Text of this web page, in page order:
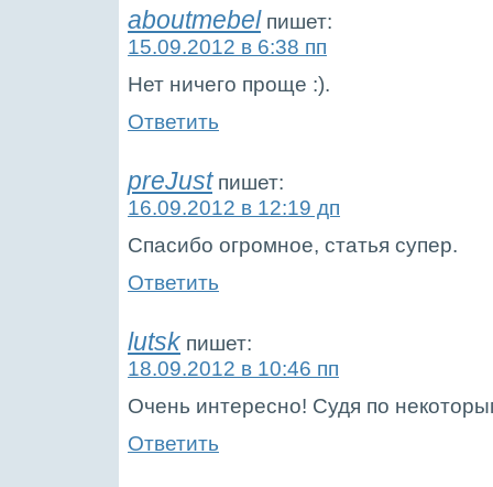
aboutmebel пишет:
15.09.2012 в 6:38 пп
Нет ничего проще :).
Ответить
preJust пишет:
16.09.2012 в 12:19 дп
Спасибо огромное, статья супер.
Ответить
lutsk пишет:
18.09.2012 в 10:46 пп
Очень интересно! Судя по
Ответить